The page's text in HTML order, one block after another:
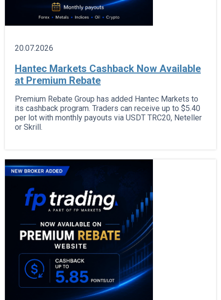
20.07.2026
Hantec Markets Cashback Now Available
at Premium Rebate
Premium Rebate Group has added Hantec Markets to
its cashback program. Traders can receive up to $5.40
per lot with monthly payouts via USDT TRC20, Neteller
or Skrill.